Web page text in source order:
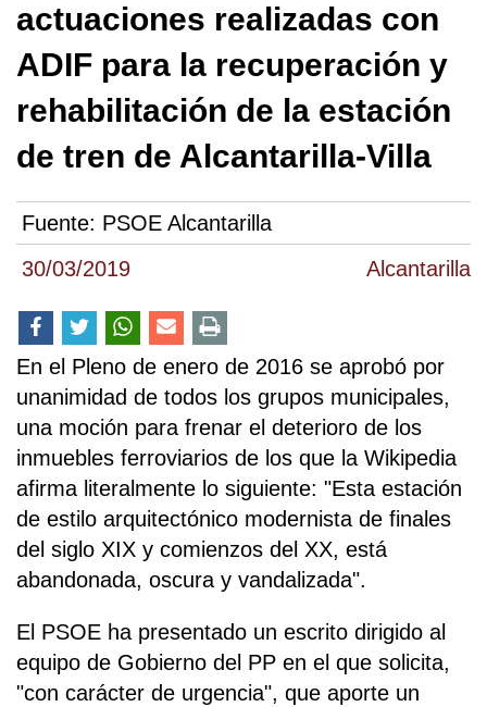
30/03/2019 Alcantarilla
actuaciones realizadas con
ADIF para la recuperación y
rehabilitación de la estación
de tren de Alcantarilla-Villa
Fuente: PSOE Alcantarilla
En el Pleno de enero de 2016 se aprobó por
unanimidad de todos los grupos municipales,
una moción para frenar el deterioro de los
inmuebles ferroviarios de los que la Wikipedia
afirma literalmente lo siguiente: "Esta estación
de estilo arquitectónico modernista de finales
del siglo XIX y comienzos del XX, está
abandonada, oscura y vandalizada".
El PSOE ha presentado un escrito dirigido al
equipo de Gobierno del PP en el que solicita,
"con carácter de urgencia", que aporte un